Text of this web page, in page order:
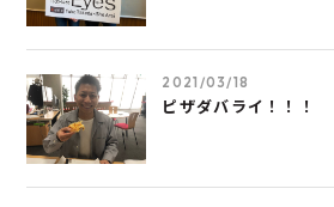
2021/03/18
ピザダバライ！！！